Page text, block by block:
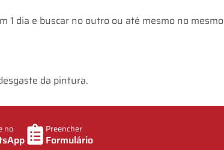
1 dia e buscar no outro ou até mesmo no mesmo
da pintura.
no Preencher
Formulário